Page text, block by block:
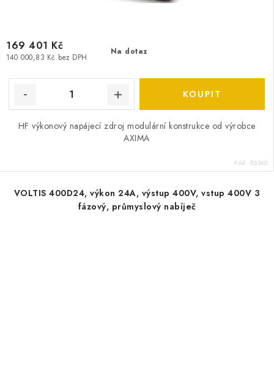
Na dotaz
140 000,83 Kč bez DPH
169 401 Kč
HF výkonový napájecí zdroj modulární konstrukce od výrobce
AXIMA
Kód: E6360
VOLTIS 400D24, výkon 24A, výstup 400V, vstup 400V 3
fázový, průmyslový nabíječ